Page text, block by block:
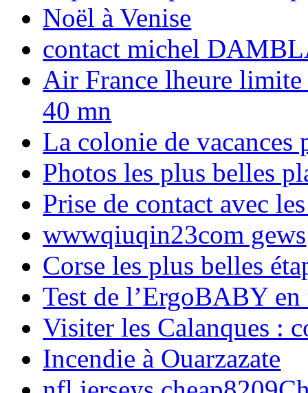
Noël à Venise
contact michel
Air France lheure limite
40 mn
La colonie de vacances
Photos les plus belles
Prise de contact avec
wwwqiuqin23com gews
Corse les plus belles
Test de l’ErgoBABY en
Visiter les Calanques :
Incendie à Ouarzazate